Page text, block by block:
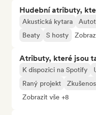
Hudební atributy,
Akustická kytara
Beaty
S hosty
Atributy, které jsou
K dispozici na Spotify
Raný projekt
Zobrazit vše +8